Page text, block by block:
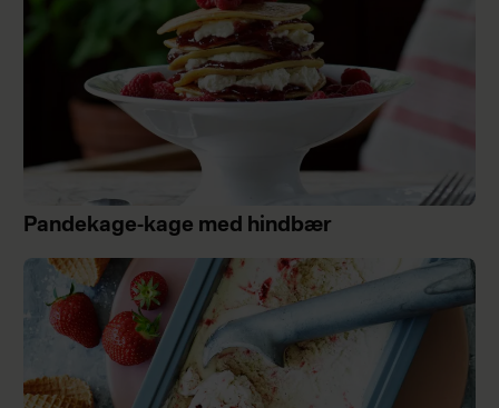
Pandekage-kage med hindbær